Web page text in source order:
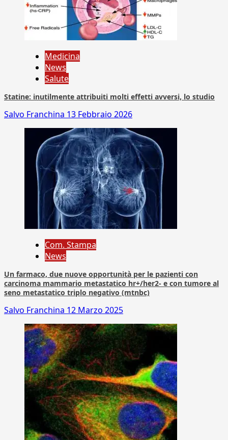
Medicina
News
Salute
Statine: inutilmente attribuiti molti effetti avversi, lo studio
Salvo Franchina 13 Febbraio 2026
Com. Stampa
News
Un farmaco, due nuove opportunità per le pazienti con
carcinoma mammario metastatico hr+/her2- e con tumore al
seno metastatico triplo negativo (mtnbc)
Salvo Franchina 12 Marzo 2025